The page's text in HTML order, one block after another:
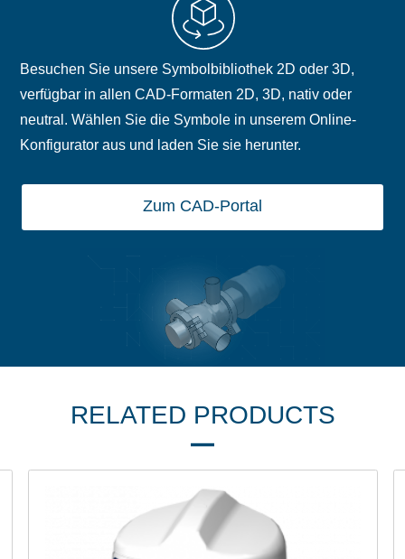
Besuchen Sie unsere Symbolbibliothek 2D oder 3D,
verfügbar in allen CAD-Formaten 2D, 3D, nativ oder
neutral. Wählen Sie die Symbole in unserem Online-
Konfigurator aus und laden Sie sie herunter.
Zum CAD-Portal
RELATED PRODUCTS